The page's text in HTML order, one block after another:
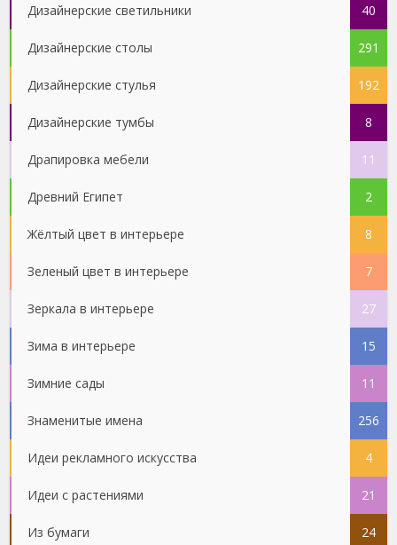
Дизайнерские светильники 40
Дизайнерские столы 291
Дизайнерские стулья 192
Дизайнерские тумбы 8
Драпировка мебели 11
Древний Египет 2
Жёлтый цвет в интерьере 8
Зеленый цвет в интерьере 7
Зеркала в интерьере 27
Зима в интерьере 15
Зимние сады 11
Знаменитые имена 256
Идеи рекламного искусства 4
Идеи с растениями 21
Из бумаги 24